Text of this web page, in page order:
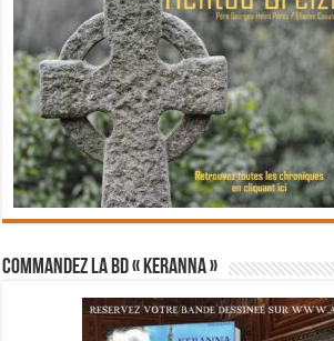
Commandez la BD « Keranna »